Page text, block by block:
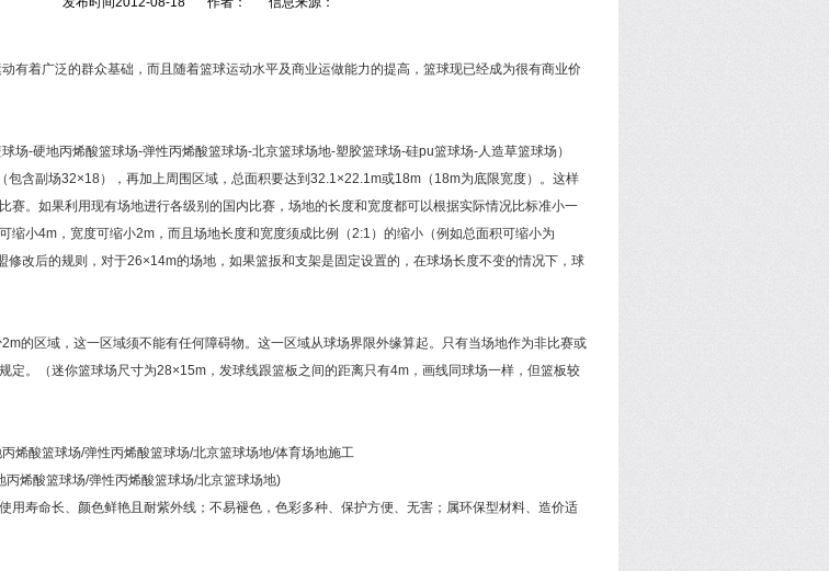
有着广泛的群众基础，而且随着篮球运动水平及商业运做能力的提高，篮球现已经成为很有商业价
场-硬地丙烯酸篮球场-弹性丙烯酸篮球场-北京篮球场地-塑胶篮球场-硅pu篮球场-人造草篮球场）
包含副场32×18），再加上周围区域，总面积要达到32.1×22.1m或18m（18m为底限宽度）。这样
赛。如果利用现有场地进行各级别的国内比赛，场地的长度和宽度都可以根据实际情况比标准小一
缩小4m，宽度可缩小2m，而且场地长度和宽度须成比例（2:1）的缩小（例如总面积可缩小为
修改后的规则，对于26×14m的场地，如果篮扳和支架是固定设置的，在球场长度不变的情况下，球
的区域，这一区域须不能有任何障碍物。这一区域从球场界限外缘算起。只有当场地作为非比赛或
定。（迷你篮球场尺寸为28×15m，发球线跟篮板之间的距离只有4m，画线同球场一样，但篮板较
烯酸篮球场/弹性丙烯酸篮球场/北京篮球场地/体育场地施工
丙烯酸篮球场/弹性丙烯酸篮球场/北京篮球场地)
用寿命长、颜色鲜艳且耐紫外线；不易褪色，色彩多种、保护方便、无害；属环保型材料、造价适